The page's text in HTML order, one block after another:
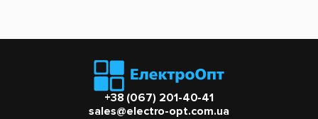
+38 (067) 201-40-41
sales@electro-opt.com.ua